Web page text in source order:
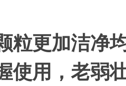
粒更加洁净
使用，老弱